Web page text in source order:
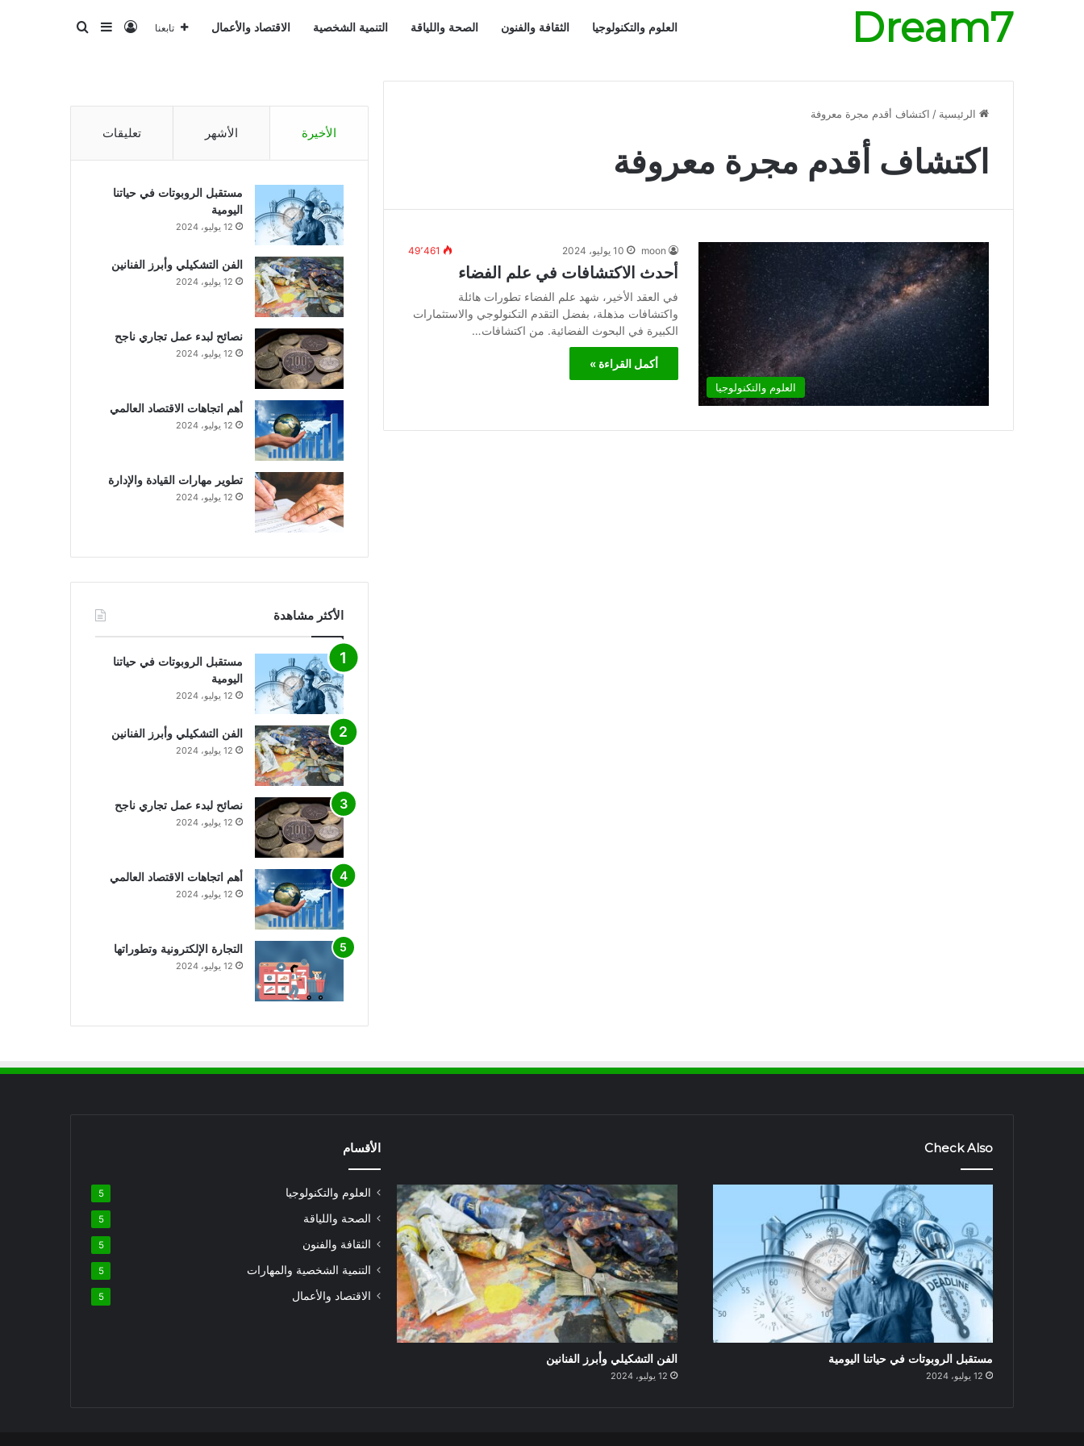
Dream7 العلوم والتكنولوجيا الثقافة والفنون الصحة واللياقة التنمية الشخصية الاقتصاد والأعمال تابعنا تسجيل الدخول
إضافة عمود جانبي
بحث عن
الرئيسية / اكتشاف أقدم مجرة معروفة
اكتشاف أقدم مجرة معروفة
العلوم والتكنولوجيا
moon 10 يوليو، 2024 49٬461
أحدث الاكتشافات في علم الفضاء
في العقد الأخير، شهد علم الفضاء تطورات هائلة
واكتشافات مذهلة، بفضل التقدم التكنولوجي والاستثمارات
الكبيرة في البحوث الفضائية. من اكتشافات…
أكمل القراءة »
الأخيرة الأشهر تعليقات
مستقبل الروبوتات في حياتنا
اليومية
12 يوليو، 2024
الفن التشكيلي وأبرز الفنانين
12 يوليو، 2024
نصائح لبدء عمل تجاري ناجح
12 يوليو، 2024
أهم اتجاهات الاقتصاد العالمي
12 يوليو، 2024
تطوير مهارات القيادة والإدارة
12 يوليو، 2024
الأكثر مشاهدة
مستقبل الروبوتات في حياتنا
اليومية
12 يوليو، 2024
الفن التشكيلي وأبرز الفنانين
12 يوليو، 2024
نصائح لبدء عمل تجاري ناجح
12 يوليو، 2024
أهم اتجاهات الاقتصاد العالمي
12 يوليو، 2024
التجارة الإلكترونية وتطوراتها
12 يوليو، 2024
Check Also
مستقبل الروبوتات في حياتنا اليومية
12 يوليو، 2024
الفن التشكيلي وأبرز الفنانين
12 يوليو، 2024
الأقسام
العلوم والتكنولوجيا 5
الصحة واللياقة 5
الثقافة والفنون 5
التنمية الشخصية والمهارات 5
الاقتصاد والأعمال 5